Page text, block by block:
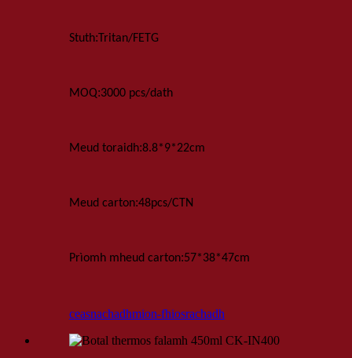
Stuth: Tritan/FETG
MOQ:3000 pcs/dath
Meud toraidh:8.8*9*22cm
Meud carton:48pcs/CTN
Prìomh mheud carton:57*38*47cm
ceasnachadhmion-fhiosrachadh